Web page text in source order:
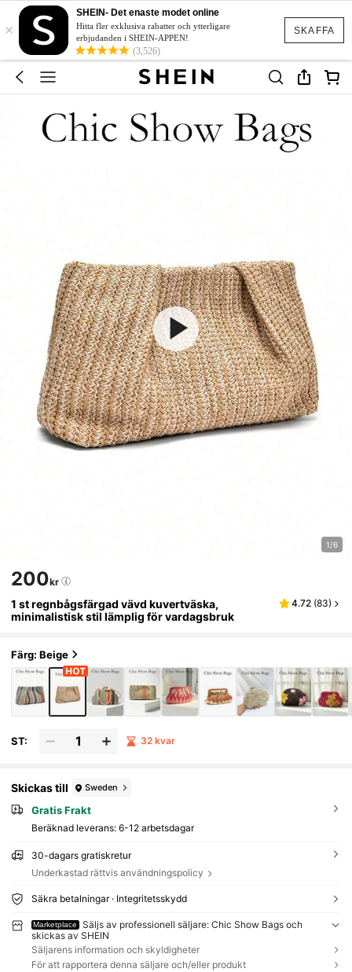
SKAFFA
×
SHEIN- Det enaste modet online
Hitta fler exklusiva rabatter och ytterligare
erbjudanden i SHEIN-APPEN!
(3,526)
1/6
200kr
1 st regnbågsfärgad vävd kuvertväska,
minimalistisk stil lämplig för vardagsbruk
4.72 (83)
Färg: Beige
ST: 32 kvar
Skickas till Sweden
Gratis Frakt
Beräknad leverans: 6-12 arbetsdagar
30-dagars gratiskretur
Underkastad rättvis användningspolicy
Säkra betalningar · Integritetsskydd
Marketplace
Säljs av professionell säljare: Chic Show Bags och
skickas av SHEIN
Säljarens information och skyldigheter
För att rapportera denna säljare och/eller produkt